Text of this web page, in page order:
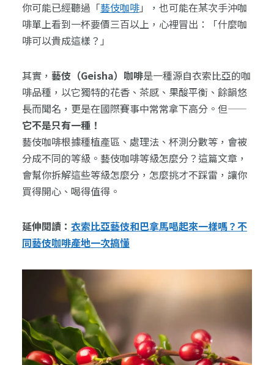
你可能已經聽過「藝伎咖啡」，也可能在某次手沖咖
啡單上看到一杯要價三百以上，心裡冒出：「什麼咖
啡可以貴成這樣？」
其實， 藝伎（Geisha）咖啡是一種源自衣索比亞的咖
啡品種，以它獨特的花香、茶感、果酸平衡、餘韻悠
長而聞名，更是在國際賽事中常常拿下高分。但——
它不是只有一種！
藝伎咖啡根據種植產區、處理法、杯測分數等，會被
分成不同的等級。藝伎咖啡等級怎麼分？這篇文章，
會幫你拆解這些等級怎麼分，怎麼挑才不踩雷，讓你
買得開心、喝得值得。
延伸閱讀： 衣索比亞藝伎和巴拿馬喝起來一樣嗎？不
同藝伎咖啡產地一次搞懂